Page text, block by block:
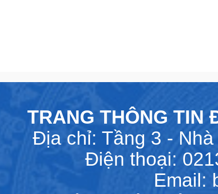
TRANG THÔNG TIN
Địa chỉ: Tầng 3 -
Điện thoại:
Email: